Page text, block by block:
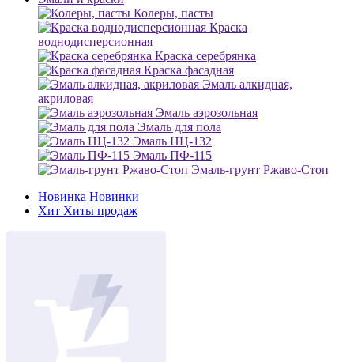
Колеры, пасты
Краска
воднодисперсионная
Краска серебрянка
Краска фасадная
Эмаль алкидная,
акриловая
Эмаль аэрозольная
Эмаль для пола
Эмаль НЦ-132
Эмаль ПФ-115
Эмаль-грунт Ржаво-Стоп
Новинка Новинки
Хит Хиты продаж